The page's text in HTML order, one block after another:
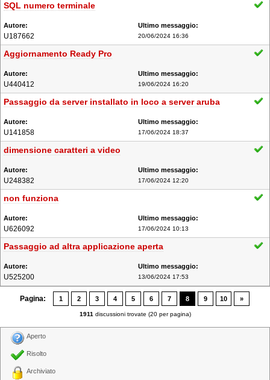
SQL numero terminale
U187662 20/06/2024 16:36
Aggiornamento Ready Pro
U440412 19/06/2024 16:20
Passaggio da server installato in loco a server aruba
U141858 17/06/2024 18:37
dimensione caratteri a video
U248382 17/06/2024 12:20
non funziona
U626092 17/06/2024 10:13
Passaggio ad altra applicazione aperta
U525200 13/06/2024 17:53
Pagina: 1 2 3 4 5 6 7 8 9 10 »
1911 discussioni trovate (20 per pagina)
Aperto
Risolto
Archiviato